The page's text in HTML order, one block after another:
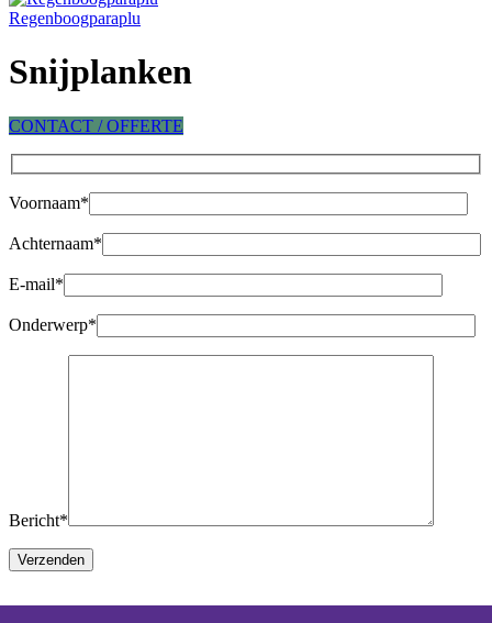
Regenboogparaplu
Snijplanken
CONTACT / OFFERTE
Voornaam*
Achternaam*
E-mail*
Onderwerp*
Bericht*